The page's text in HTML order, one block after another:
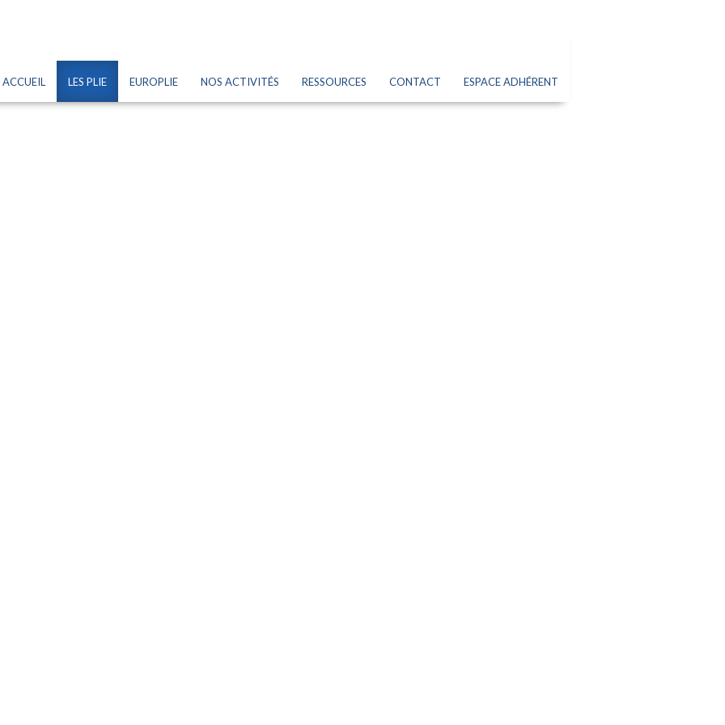
ACCUEIL LES PLIE EUROPLIE NOS ACTIVITÉS RESSOURCES CONTACT ESPACE ADHÉRENT